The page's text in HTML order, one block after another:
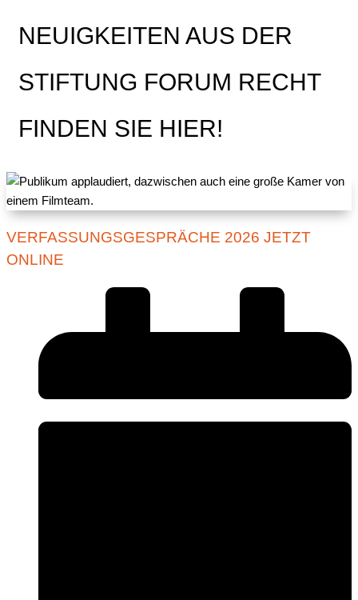
NEUIGKEITEN AUS DER
STIFTUNG FORUM RECHT
FINDEN SIE HIER!
VERFASSUNGSGESPRÄCHE 2026 JETZT
ONLINE